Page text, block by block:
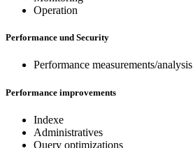
Operation
Performance und Security
Performance measurements/analysis
Performance improvements
Indexe
Administratives
Query optimizations